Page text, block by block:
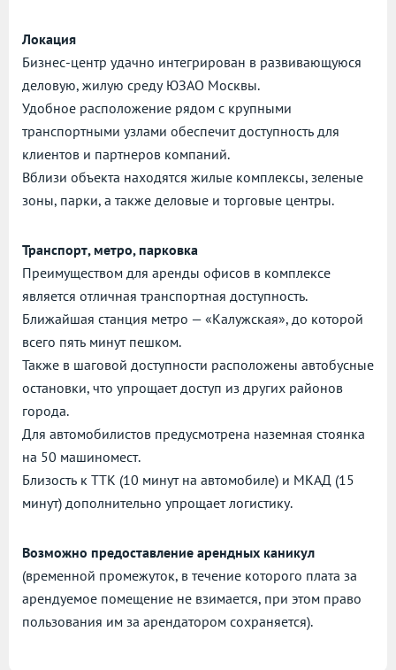
Локация
Бизнес-центр удачно интегрирован в развивающуюся
деловую, жилую среду ЮЗАО Москвы.
Удобное расположение рядом с крупными
транспортными узлами обеспечит доступность для
клиентов и партнеров компаний.
Вблизи объекта находятся жилые комплексы, зеленые
зоны, парки, а также деловые и торговые центры.
Транспорт, метро, парковка
Преимуществом для аренды офисов в комплексе
является отличная транспортная доступность.
Ближайшая станция метро — «Калужская», до которой
всего пять минут пешком.
Также в шаговой доступности расположены автобусные
остановки, что упрощает доступ из других районов
города.
Для автомобилистов предусмотрена наземная стоянка
на 50 машиномест.
Близость к ТТК (10 минут на автомобиле) и МКАД (15
минут) дополнительно упрощает логистику.
Возможно предоставление арендных каникул
(временной промежуток, в течение которого плата за
арендуемое помещение не взимается, при этом право
пользования им за арендатором сохраняется).